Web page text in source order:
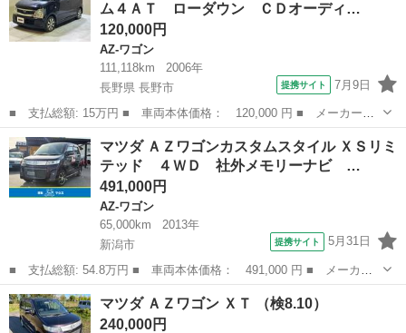
ム４ＡＴ ローダウン ＣＤオーディ…
120,000円
AZ-ワゴン
111,118km
2006年
長野県 長野市
提携サイト 7月9日
■ 支払総額: 15万円 ■ 車両本体価格： 120,000 円 ■ メーカー
名： マツダ ■ 車種名： ＡＺワゴン ■ グレード名： ＦＸ－Ｓ
スペシャル コラム４ＡＴ ローダウン ＣＤオーディオ パワス
テ エアコン キー...
長野 長野市 AZ-ワゴン
マツダ ＡＺワゴンカスタムスタイル ＸＳリミ
テッド ４ＷＤ 社外メモリーナビ …
491,000円
AZ-ワゴン
65,000km
2013年
新潟市
提携サイト 5月31日
■ 支払総額: 54.8万円 ■ 車両本体価格： 491,000 円 ■ メーカー
名： マツダ ■ 車種名： ＡＺワゴンカスタムスタイル ■ グレー
ド名： ＸＳリミテッド ４ＷＤ 社外メモリーナビ ＣＤ ＤＶ
Ｄ ＵＳＢ ワ...
新潟 新潟市 AZ-ワゴン
マツダ ＡＺワゴン ＸＴ （検8.10）
240,000円